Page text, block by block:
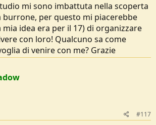
mi sono imbattuta nella scoperta
burrone, per questo mi piacerebbe
idea era per il 17) di organizzare
con loro! Qualcuno sa come
di venire con me? Grazie
#117